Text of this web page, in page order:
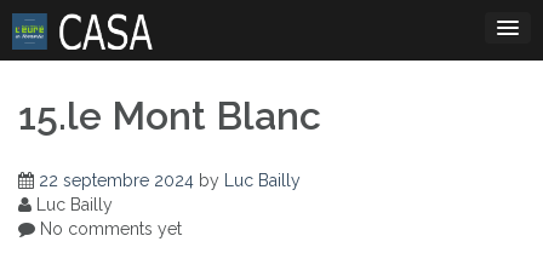
Skip
content
15.le Mont Blanc
22 septembre 2024 by Luc Bailly
Luc Bailly
No comments yet